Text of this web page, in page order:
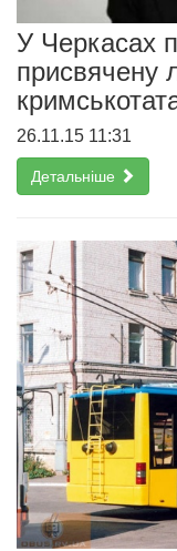
У Черкасах
присвячену
26.11.15 11:31
Детальніше